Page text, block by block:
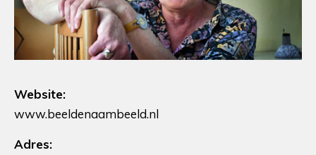
Website:
www.beeldenaambeeld.nl
Adres: